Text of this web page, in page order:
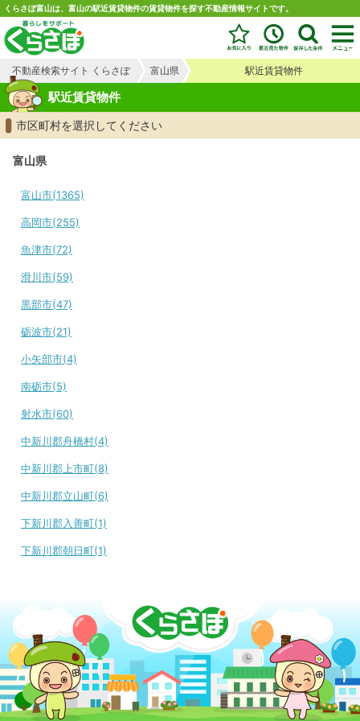
くらさぽ富山は、富山の駅近賃貸物件の賃貸物件を探す不動産情報サイトです。
不動産検索サイト くらさぽ 富山県 駅近賃貸物件
駅近賃貸物件
市区町村を選択してください
富山県
富山市(1365)
高岡市(255)
魚津市(72)
滑川市(59)
黒部市(47)
砺波市(21)
小矢部市(4)
南砺市(5)
射水市(60)
中新川郡舟橋村(4)
中新川郡上市町(8)
中新川郡立山町(6)
下新川郡入善町(1)
下新川郡朝日町(1)